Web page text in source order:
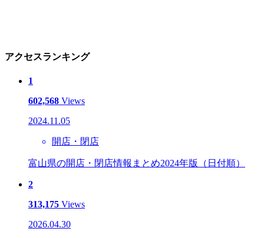
アクセスランキング
1
602,568 Views
2024.11.05
開店・閉店
富山県の開店・閉店情報まとめ2024年版（日付順）
2
313,175 Views
2026.04.30